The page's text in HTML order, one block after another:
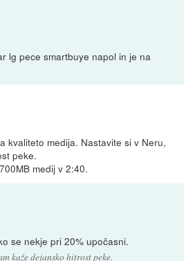
lg pece smartbuye napol in je na
kvaliteto medija. Nastavite si v Neru,
peke.
medij v 2:40.
se nekje pri 20% upočasni.
kaže dejansko hitrost peke.